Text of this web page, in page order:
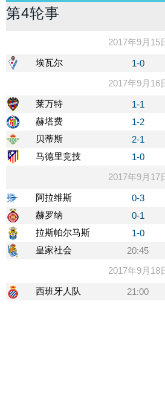
第4轮事
2017年9月15
埃瓦尔
1-0
2017年9月16
莱万特
1-1
赫塔费
1-2
贝蒂斯
2-1
马德里竞技
1-0
2017年9月17
阿拉维斯
0-3
赫罗纳
0-1
拉斯帕尔马斯
1-0
皇家社会
20:45
2017年9月18
西班牙人队
21:00